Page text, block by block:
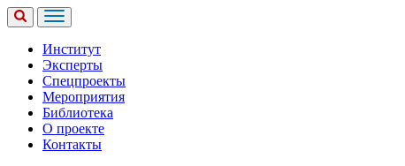
Институт
Эксперты
Спецпроекты
Мероприятия
Библиотека
О проекте
Контакты